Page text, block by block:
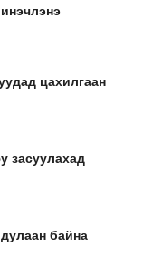
цахилгаан
засуулахад
байна